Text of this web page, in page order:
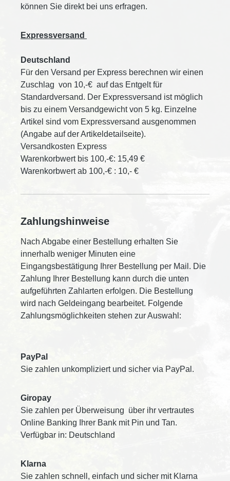
können Sie direkt bei uns erfragen.
Expressversand
Deutschland
Für den Versand per Express berechnen wir einen
Zuschlag von 10,-€ auf das Entgelt für
Standardversand. Der Expressversand ist möglich
bis zu einem Versandgewicht von 5 kg. Einzelne
Artikel sind vom Expressversand ausgenommen
(Angabe auf der Artikeldetailseite).
Versandkosten Express
Warenkorbwert bis 100,-€: 15,49 €
Warenkorbwert ab 100,-€ : 10,- €
Zahlungshinweise
Nach Abgabe einer Bestellung erhalten Sie
innerhalb weniger Minuten eine
Eingangsbestätigung Ihrer Bestellung per Mail. Die
Zahlung Ihrer Bestellung kann durch die unten
aufgeführten Zahlarten erfolgen. Die Bestellung
wird nach Geldeingang bearbeitet. Folgende
Zahlungsmöglichkeiten stehen zur Auswahl:
PayPal
Sie zahlen unkompliziert und sicher via PayPal.
Giropay
Sie zahlen per Überweisung über ihr vertrautes
Online Banking Ihrer Bank mit Pin und Tan.
Verfügbar in: Deutschland
Klarna
Sie zahlen schnell, einfach und sicher mit Klarna